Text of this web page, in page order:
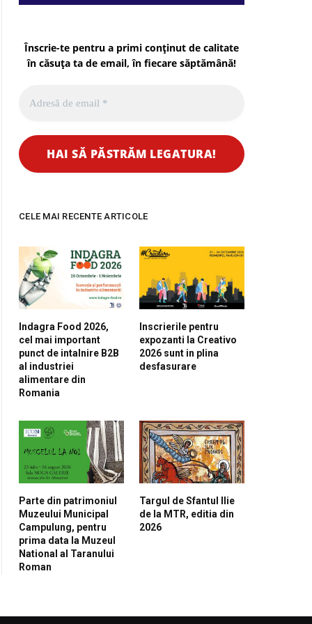
Înscrie-te pentru a primi conținut de calitate
în căsuța ta de email, în fiecare săptămână!
CELE MAI RECENTE ARTICOLE
Indagra Food 2026,
cel mai important
punct de intalnire B2B
al industriei
alimentare din
Romania
Inscrierile pentru
expozanti la Creativo
2026 sunt in plina
desfasurare
Parte din patrimoniul
Muzeului Municipal
Campulung, pentru
prima data la Muzeul
National al Taranului
Roman
Targul de Sfantul Ilie
de la MTR, editia din
2026